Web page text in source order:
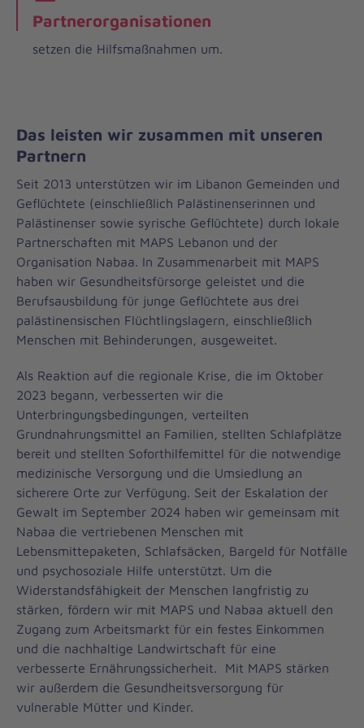
Partnerorganisationen
setzen die Hilfsmaßnahmen um.
Das leisten wir zusammen mit unseren
Partnern
Seit 2013 unterstützen wir im Libanon Gemeinden und
Geflüchtete (einschließlich Palästinenserinnen und
Palästinenser sowie syrische Geflüchtete) durch lokale
Partnerschaften mit MAPS Lebanon und der
Organisation Nabaa. In Zusammenarbeit mit MAPS
haben wir Gesundheitsfürsorge geleistet und die
Berufsausbildung für junge Geflüchtete aus drei
palästinensischen Flüchtlingslagern, einschließlich
Menschen mit Behinderungen, ausgeweitet.
Als Reaktion auf die regionale Krise, die im Oktober
2023 begann, verbesserten wir die
Unterbringungsbedingungen, verteilten
Grundnahrungsmittel an Familien, stellten Schlafplätze
bereit und stellten Soforthilfemittel für die notwendige
medizinische Versorgung und die Umsiedlung an
sicherere Orte zur Verfügung. Seit der Eskalation der
Gewalt im September 2024 haben wir gemeinsam mit
Nabaa die vertriebenen Menschen mit
Lebensmittepaketen, Schlafsäcken, Bargeld für Notfälle
und psychosoziale Hilfe unterstützt. Um die
Widerstandsfähigkeit der Menschen langfristig zu
stärken, fördern wir mit MAPS und Nabaa aktuell den
Zugang zum Arbeitsmarkt für ein festes Einkommen
und die nachhaltige Landwirtschaft für eine
verbesserte Ernährungssicherheit. Mit MAPS stärken
wir außerdem die Gesundheitsversorgung für
vulnerable Mütter und Kinder.